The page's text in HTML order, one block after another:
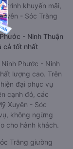
trình khuyến mãi,
- Sóc Trăng
- Ninh Thuận
cả tốt nhất
Phước - Ninh
lượng cao. Trên
đại phục vụ
cạnh đó, các
Xuyên - Sóc
không ngừng
cho hành khách.
Trăng giường